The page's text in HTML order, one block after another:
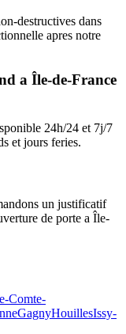
destructives dans
apres notre
a Île-de-France
24h/24 et 7j/7
et jours feries.
un justificatif
de porte a Île-
Comte-
GagnyHouillesIssy-